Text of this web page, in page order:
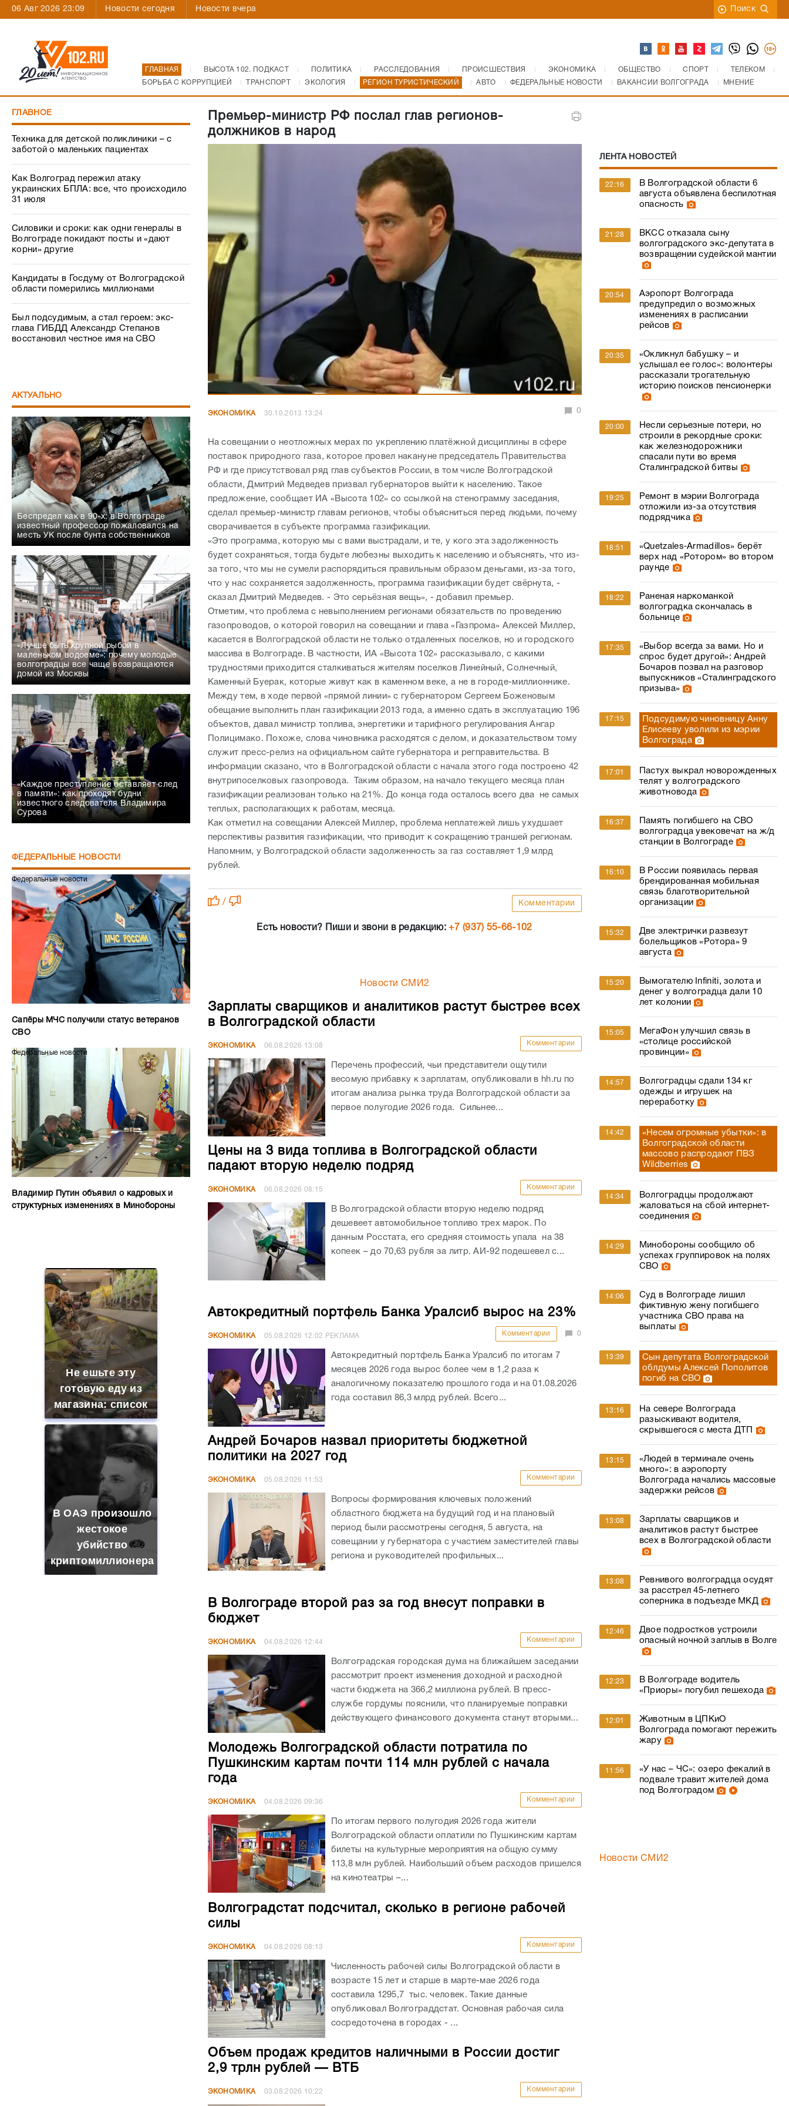
06 Авг 2026 23:09 Новости сегодня Новости вчера Поиск
ГЛАВНАЯ ВЫСОТА 102. ПОДКАСТ ПОЛИТИКА РАССЛЕДОВАНИЯ ПРОИСШЕСТВИЯ ЭКОНОМИКА ОБЩЕСТВО СПОРТ
ТЕЛЕКОМ
БОРЬБА С КОРРУПЦИЕЙ
ТРАНСПОРТ ЭКОЛОГИЯ РЕГИОН ТУРИСТИЧЕСКИЙ АВТО ФЕДЕРАЛЬНЫЕ НОВОСТИ ВАКАНСИИ ВОЛГОГРАДА МНЕНИЕ
ГЛАВНОЕ
Техника для детской поликлиники – с
заботой о маленьких пациентах
Как Волгоград пережил атаку
украинских БПЛА: все, что происходило
31 июля
Силовики и сроки: как одни генералы в
Волгограде покидают посты и «дают
корни» другие
Кандидаты в Госдуму от Волгоградской
области померились миллионами
Был подсудимым, а стал героем: экс-
глава ГИБДД Александр Степанов
восстановил честное имя на СВО
АКТУАЛЬНО
Беспредел как в 90-х: в Волгограде
известный профессор пожаловался на
месть УК после бунта собственников
«Лучше быть крупной рыбой в
маленьком водоеме»: почему молодые
волгоградцы все чаще возвращаются
домой из Москвы
«Каждое преступление оставляет след
в памяти»: как проходят будни
известного следователя Владимира
Сурова
ФЕДЕРАЛЬНЫЕ НОВОСТИ
Федеральные новости
Сапёры МЧС получили статус ветеранов
СВО
Федеральные новости
Владимир Путин объявил о кадровых и
структурных изменениях в Минобороны
Не ешьте эту
готовую еду из
магазина: список
В ОАЭ произошло
жестокое
убийство
криптомиллионера
Премьер-министр РФ послал глав регионов-
должников в народ
ЭКОНОМИКА 30.10.2013 13:24 0
На совещании о неотложных мерах по укреплению платёжной дисциплины в сфере
поставок природного газа, которое провел накануне председатель Правительства
РФ и где присутствовал ряд глав субъектов России, в том числе Волгоградской
области, Дмитрий Медведев призвал губернаторов выйти к населению. Такое
предложение, сообщает ИА «Высота 102» со ссылкой на стенограмму заседания,
сделал премьер-министр главам регионов, чтобы объясниться перед людьми, почему
сворачивается в субъекте программа газификации.
«Это программа, которую мы с вами выстрадали, и те, у кого эта задолженность
будет сохраняться, тогда будьте любезны выходить к населению и объяснять, что из-
за того, что мы не сумели распорядиться правильным образом деньгами, из-за того,
что у нас сохраняется задолженность, программа газификации будет свёрнута, -
сказал Дмитрий Медведев. - Это серьёзная вещь», - добавил премьер.
Отметим, что проблема с невыполнением регионами обязательств по проведению
газопроводов, о которой говорил на совещании и глава «Газпрома» Алексей Миллер,
касается в Волгоградской области не только отдаленных поселков, но и городского
массива в Волгограде. В частности, ИА «Высота 102» рассказывало, с какими
трудностями приходится сталкиваться жителям поселков Линейный, Солнечный,
Каменный Буерак, которые живут как в каменном веке, а не в городе-миллионнике.
Между тем, в ходе первой «прямой линии» с губернатором Сергеем Боженовым
обещание выполнить план газификации 2013 года, а именно сдать в эксплуатацию 196
объектов, давал министр топлива, энергетики и тарифного регулирования Ангар
Полицимако. Похоже, слова чиновника расходятся с делом, и доказательством тому
служит пресс-релиз на официальном сайте губернатора и регправительства. В
информации сказано, что в Волгоградской области с начала этого года построено 42
внутрипоселковых газопровода. Таким образом, на начало текущего месяца план
газификации реализован только на 21%. До конца года осталось всего два не самых
теплых, располагающих к работам, месяца.
Как отметил на совещании Алексей Миллер, проблема неплатежей лишь ухудшает
перспективы развития газификации, что приводит к сокращению траншей регионам.
Напомним, у Волгоградской области задолженность за газ составляет 1,9 млрд
рублей.
/ Комментарии
Есть новости? Пиши и звони в редакцию:+7 (937) 55-66-102
Новости СМИ2
Зарплаты сварщиков и аналитиков растут быстрее всех
в Волгоградской области
ЭКОНОМИКА 06.08.2026 13:08 Комментарии
Перечень профессий, чьи представители ощутили
весомую прибавку к зарплатам, опубликовали в hh.ru по
итогам анализа рынка труда Волгоградской области за
первое полугодие 2026 года. Сильнее...
Цены на 3 вида топлива в Волгоградской области
падают вторую неделю подряд
ЭКОНОМИКА 06.08.2026 08:15 Комментарии
В Волгоградской области вторую неделю подряд
дешевеет автомобильное топливо трех марок. По
данным Росстата, его средняя стоимость упала на 38
копеек – до 70,63 рубля за литр. АИ-92 подешевел с...
Автокредитный портфель Банка Уралсиб вырос на 23%
ЭКОНОМИКА 05.08.2026 12:02 РЕКЛАМА Комментарии 0
Автокредитный портфель Банка Уралсиб по итогам 7
месяцев 2026 года вырос более чем в 1,2 раза к
аналогичному показателю прошлого года и на 01.08.2026
года составил 86,3 млрд рублей. Всего...
Андрей Бочаров назвал приоритеты бюджетной
политики на 2027 год
ЭКОНОМИКА 05.08.2026 11:53 Комментарии
Вопросы формирования ключевых положений
областного бюджета на будущий год и на плановый
период были рассмотрены сегодня, 5 августа, на
совещании у губернатора с участием заместителей главы
региона и руководителей профильных...
В Волгограде второй раз за год внесут поправки в
бюджет
ЭКОНОМИКА 04.08.2026 12:44 Комментарии
Волгоградская городская дума на ближайшем заседании
рассмотрит проект изменения доходной и расходной
части бюджета на 366,2 миллиона рублей. В пресс-
службе гордумы пояснили, что планируемые поправки
действующего финансового документа станут вторыми...
Молодежь Волгоградской области потратила по
Пушкинским картам почти 114 млн рублей с начала
года
ЭКОНОМИКА 04.08.2026 09:36 Комментарии
По итогам первого полугодия 2026 года жители
Волгоградской области оплатили по Пушкинским картам
билеты на культурные мероприятия на общую сумму
113,8 млн рублей. Наибольший объем расходов пришелся
на кинотеатры –...
Волгоградстат подсчитал, сколько в регионе рабочей
силы
ЭКОНОМИКА 04.08.2026 08:13 Комментарии
Численность рабочей силы Волгоградской области в
возрасте 15 лет и старше в марте-мае 2026 года
составила 1295,7 тыс. человек. Такие данные
опубликовал Волгограддстат. Основная рабочая сила
сосредоточена в городах - ...
Объем продаж кредитов наличными в России достиг
2,9 трлн рублей — ВТБ
ЭКОНОМИКА 03.08.2026 10:22 Комментарии
ЛЕНТА НОВОСТЕЙ
22:16
В Волгоградской области 6
августа объявлена беспилотная
опасность
21:28
ВКСС отказала сыну
волгоградского экс-депутата в
возвращении судейской мантии
20:54
Аэропорт Волгограда
предупредил о возможных
изменениях в расписании
рейсов
20:35
«Окликнул бабушку – и
услышал ее голос»: волонтеры
рассказали трогательную
историю поисков пенсионерки
20:00
Несли серьезные потери, но
строили в рекордные сроки:
как железнодорожники
спасали пути во время
Сталинградской битвы
19:25
Ремонт в мэрии Волгограда
отложили из-за отсутствия
подрядчика
18:51
«Quetzales‑Armadillos» берёт
верх над «Ротором» во втором
раунде
18:22
Раненая наркоманкой
волгоградка скончалась в
больнице
17:35
«Выбор всегда за вами. Но и
спрос будет другой»: Андрей
Бочаров позвал на разговор
выпускников «Сталинградского
призыва»
17:15
Подсудимую чиновницу Анну
Елисееву уволили из мэрии
Волгограда
17:01
Пастух выкрал новорожденных
телят у волгоградского
животновода
16:37
Память погибшего на СВО
волгоградца увековечат на ж/д
станции в Волгограде
16:10
В России появилась первая
брендированная мобильная
связь благотворительной
организации
15:32
Две электрички развезут
болельщиков «Ротора» 9
августа
15:20
Вымогателю Infiniti, золота и
денег у волгоградца дали 10
лет колонии
15:05
МегаФон улучшил связь в
«столице российской
провинции»
14:57
Волгоградцы сдали 134 кг
одежды и игрушек на
переработку
14:42
«Несем огромные убытки»: в
Волгоградской области
массово распродают ПВЗ
Wildberries
14:34
Волгоградцы продолжают
жаловаться на сбой интернет-
соединения
14:29
Минобороны сообщило об
успехах группировок на полях
СВО
14:06
Суд в Волгограде лишил
фиктивную жену погибшего
участника СВО права на
выплаты
13:39
Сын депутата Волгоградской
облдумы Алексей Пополитов
погиб на СВО
13:16
На севере Волгограда
разыскивают водителя,
скрывшегося с места ДТП
13:15
«Людей в терминале очень
много»: в аэропорту
Волгограда начались массовые
задержки рейсов
13:08
Зарплаты сварщиков и
аналитиков растут быстрее
всех в Волгоградской области
13:08
Ревнивого волгоградца осудят
за расстрел 45-летнего
соперника в подъезде МКД
12:46
Двое подростков устроили
опасный ночной заплыв в Волге
12:23
В Волгограде водитель
«Приоры» погубил пешехода
12:01
Животным в ЦПКиО
Волгограда помогают пережить
жару
11:56
«У нас – ЧС»: озеро фекалий в
подвале травит жителей дома
под Волгоградом
Новости СМИ2